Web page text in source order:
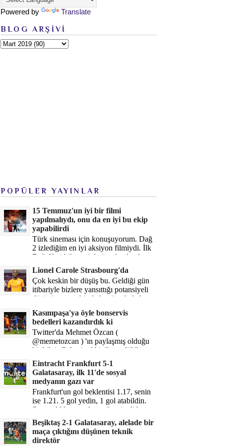
Powered by Translate
BLOG ARŞİVİ
POPÜLER YAYINLAR
15 Temmuz'un iyi bir filmi
yapılmalıydı, onu da en iyi bu ekip
yapabilirdi
Türk sineması için konuşuyorum. Dağ
2 izlediğim en iyi aksiyon filmiydi. İlk
Dağ filmi hikayesiyle ön plandaydı,
Dağ 2 ise belki o hika...
Lionel Carole Strasbourg'da
Çok keskin bir düşüş bu. Geldiği gün
itibariyle bizlere yansıttığı potansiyeli
düşünüyorum, bir de bugüne bakalım.
Kasımpaşa'ya öyle bonservis
bedelleri kazandırdık ki
Twitter'da Mehmet Özcan (
@memetozcan ) 'ın paylaşmış olduğu
bir bilgi. Çok güzel bir "nostaljik" pas
diyelim. Kasımpaşa...
Eintracht Frankfurt 5-1
Galatasaray, ilk 11'de sosyal
medyanın gazı var
Frankfurt'un gol beklentisi 1.17, senin
ise 1.21. 5 gol yedin, 1 gol atabildin.
Şanssızlıkla mı anlatacağız şimdi bu
durumu? Rakibin 5 ş...
Beşiktaş 2-1 Galatasaray, alelade bir
maça çıktığını düşünen teknik
direktör